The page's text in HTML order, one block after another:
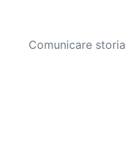
Comunicare storia